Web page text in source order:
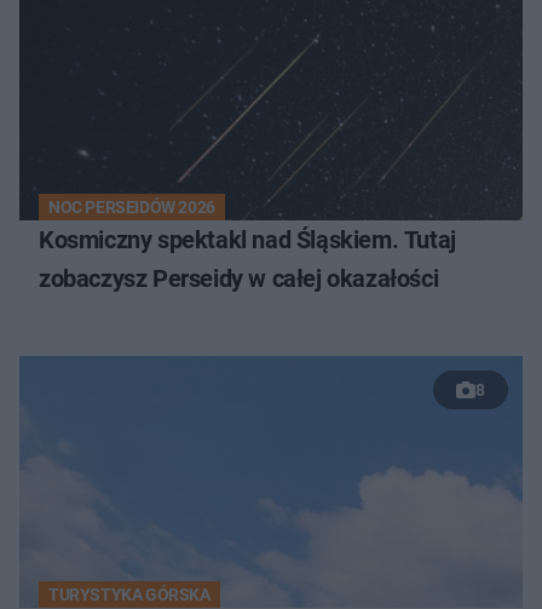
NOC PERSEIDÓW 2026
Kosmiczny spektakl nad Śląskiem. Tutaj
zobaczysz Perseidy w całej okazałości
8
TURYSTYKA GÓRSKA